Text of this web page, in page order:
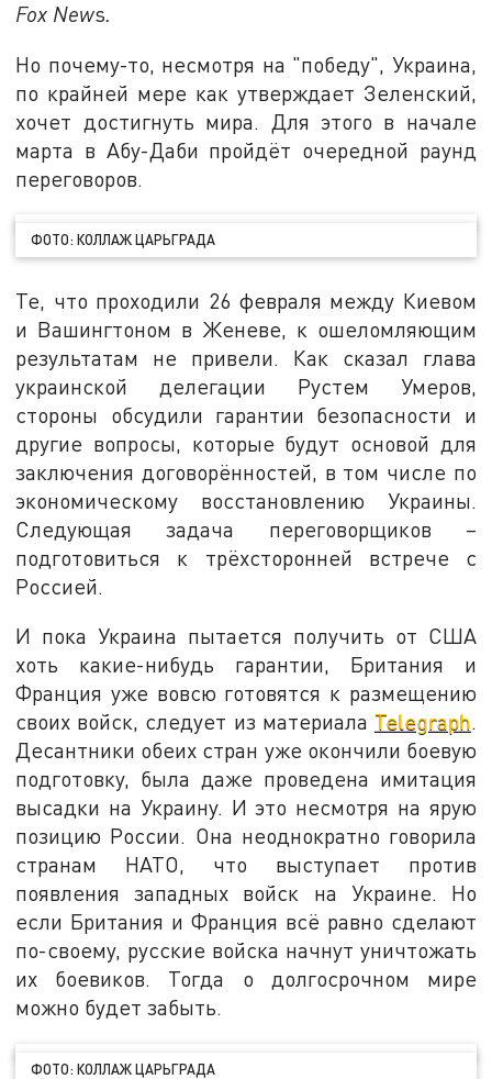
Fox News.
Но почему-то, несмотря на "победу", Украина,
по крайней мере как утверждает Зеленский,
хочет достигнуть мира. Для этого в начале
марта в Абу-Даби пройдёт очередной раунд
переговоров.
ФОТО: КОЛЛАЖ ЦАРЬГРАДА
Те, что проходили 26 февраля между Киевом
и Вашингтоном в Женеве, к ошеломляющим
результатам не привели. Как сказал глава
украинской делегации Рустем Умеров,
стороны обсудили гарантии безопасности и
другие вопросы, которые будут основой для
заключения договорённостей, в том числе по
экономическому восстановлению Украины.
Следующая задача переговорщиков –
подготовиться к трёхсторонней встрече с
Россией.
И пока Украина пытается получить от США
хоть какие-нибудь гарантии, Британия и
Франция уже вовсю готовятся к размещению
своих войск, следует из материала Telegraph.
Десантники обеих стран уже окончили боевую
подготовку, была даже проведена имитация
высадки на Украину. И это несмотря на ярую
позицию России. Она неоднократно говорила
странам НАТО, что выступает против
появления западных войск на Украине. Но
если Британия и Франция всё равно сделают
по-своему, русские войска начнут уничтожать
их боевиков. Тогда о долгосрочном мире
можно будет забыть.
ФОТО: КОЛЛАЖ ЦАРЬГРАДА